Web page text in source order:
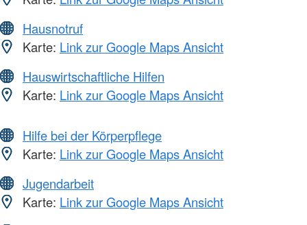
Hausnotruf
Karte: Link zur Google Maps Ansicht
Hauswirtschaftliche Hilfen
Karte: Link zur Google Maps Ansicht
Hilfe bei der Körperpflege
Karte: Link zur Google Maps Ansicht
Jugendarbeit
Karte: Link zur Google Maps Ansicht